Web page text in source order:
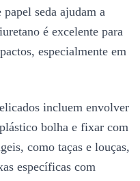
seda ajudam a
é excelente para
especialmente em
incluem envolver
bolha e fixar com
como taças e louças,
específicas com